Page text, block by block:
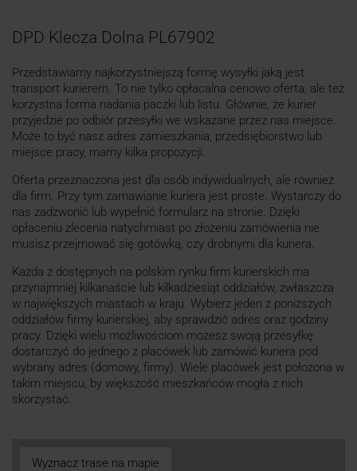
DPD Klecza Dolna PL67902
Przedstawiamy najkorzystniejszą formę wysyłki jaką jest
transport kurierem. To nie tylko opłacalna cenowo oferta, ale też
korzystna forma nadania paczki lub listu. Głównie, że kurier
przyjedzie po odbiór przesyłki we wskazane przez nas miejsce.
Może to być nasz adres zamieszkania, przedsiębiorstwo lub
miejsce pracy, mamy kilka propozycji.
Oferta przeznaczona jest dla osób indywidualnych, ale również
dla firm. Przy tym zamawianie kuriera jest proste. Wystarczy do
nas zadzwonić lub wypełnić formularz na stronie. Dzięki
opłaceniu zlecenia natychmiast po złożeniu zamówienia nie
musisz przejmować się gotówką, czy drobnymi dla kuriera.
Każda z dostępnych na polskim rynku firm kurierskich ma
przynajmniej kilkanaście lub kilkadziesiąt oddziałów, zwłaszcza
w największych miastach w kraju. Wybierz jeden z poniższych
oddziałów firmy kurierskiej, aby sprawdzić adres oraz godziny
pracy. Dzięki wielu możliwościom możesz swoją przesyłkę
dostarczyć do jednego z placówek lub zamówić kuriera pod
wybrany adres (domowy, firmy). Wiele placówek jest położona w
takim miejscu, by większość mieszkańców mogła z nich
skorzystać.
Wyznacz trase na mapie